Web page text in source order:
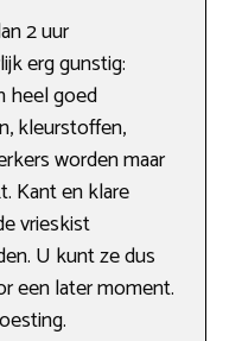
2 uur
erg gunstig:
heel goed
kleurstoffen,
worden maar
Kant en klare
vrieskist
U kunt ze dus
een later moment.